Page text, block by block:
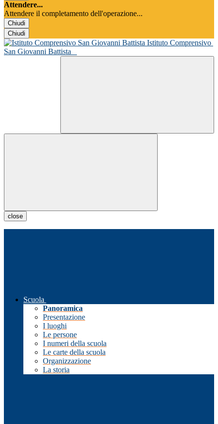
Attendere...
Attendere il completamento dell'operazione...
Chiudi
Chiudi
Istituto Comprensivo
San Giovanni Battista
close
Scuola
Panoramica
Presentazione
I luoghi
Le persone
I numeri della scuola
Le carte della scuola
Organizzazione
La storia